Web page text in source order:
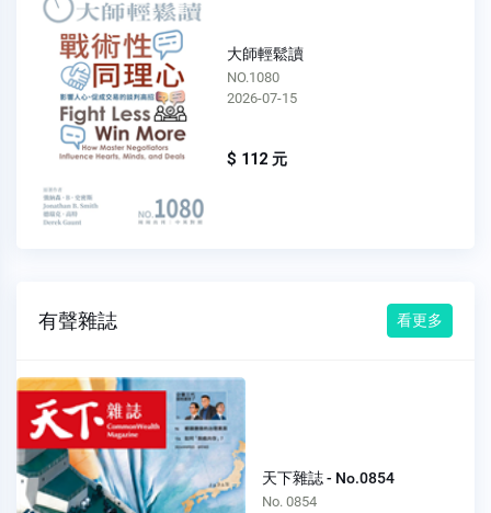
大師輕鬆讀
NO.1080
2026-07-15
$ 112 元
有聲雜誌 看更多
天下雜誌 - No.0854
No. 0854